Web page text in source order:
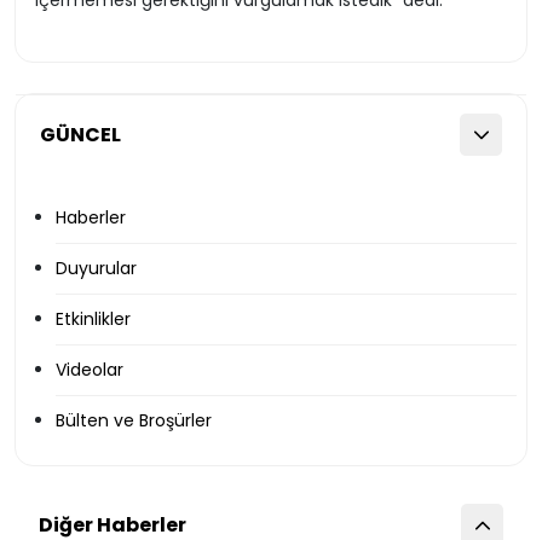
GÜNCEL
Haberler
Duyurular
Etkinlikler
Videolar
Bülten ve Broşürler
Diğer Haberler